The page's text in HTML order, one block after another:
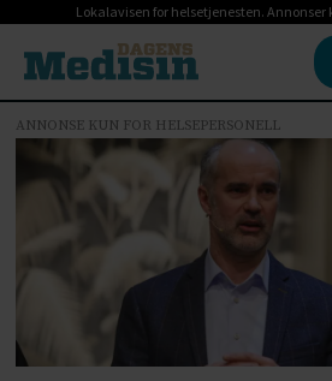
Lokalavisen for helsetjenesten. Annonser
Tag:
energidrikk
ANNONSE KUN FOR HELSEPERSONELL